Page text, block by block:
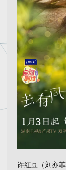
许红豆（刘亦